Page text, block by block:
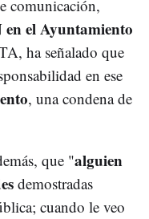
comunicación,
el Ayuntamiento
ha señalado que
en ese
, una condena de
que "alguien
demostradas
cuando le veo